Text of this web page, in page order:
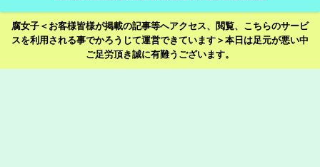
腐女子＜お客様皆様が掲載の記事等へアクセス、閲覧、こちらのサービ
スを利用される事でかろうじて運営できています＞本日は足元が悪い中
ご足労頂き誠に有難うございます。